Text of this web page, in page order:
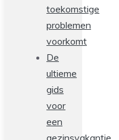
toekomstige
problemen
voorkomt
De
ultieme
gids
voor
een